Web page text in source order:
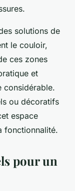
solutions de
le couloir,
ces zones
et
considérable.
ou décoratifs
espace
fonctionnalité.
pour un